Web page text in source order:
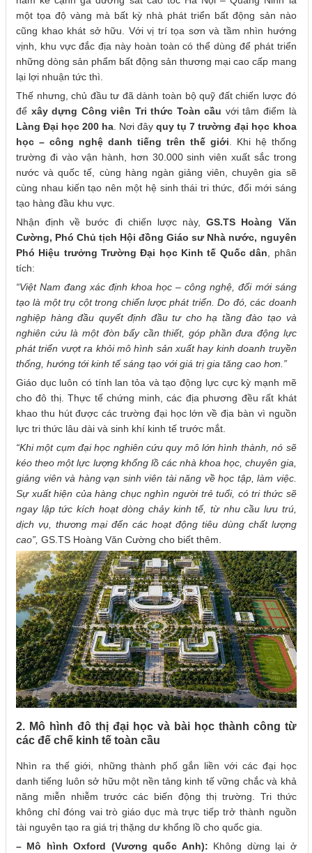
một tọa độ vàng mà bất kỳ nhà phát triển bất động sản nào
cũng khao khát sở hữu. Với vị trí tọa sơn và tầm nhìn hướng
vịnh, khu vực đắc địa này hoàn toàn có thể dùng để phát triển
những dòng sản phẩm bất động sản thương mại cao cấp mang
lại lợi nhuận tức thì.
Thế nhưng, chủ đầu tư đã dành toàn bộ quỹ đất chiến lược đó
để xây dựng Công viên Tri thức Toàn cầu với tâm điểm là
Làng Đại học 200 ha . Nơi đâyquy tụ 7 trường đại học khoa
học – công nghệ danh tiếng trên thế giới . Khi hệ thống
trường đi vào vận hành, hơn 30.000 sinh viên xuất sắc trong
nước và quốc tế, cùng hàng ngàn giảng viên, chuyên gia sẽ
cùng nhau kiến tạo nên một hệ sinh thái tri thức, đổi mới sáng
tạo hàng đầu khu vực.
Nhận định về bước đi chiến lược này,GS.TS Hoàng Văn
Cường, Phó Chủ tịch Hội đồng Giáo sư Nhà nước, nguyên
Phó Hiệu trưởng Trường Đại học Kinh tế Quốc dân , phân
tích:
“Việt Nam đang xác định khoa học – công nghệ, đổi mới sáng
tạo là một trụ cột trong chiến lược phát triển. Do đó, các doanh
nghiệp hàng đầu quyết định đầu tư cho hạ tầng đào tạo và
nghiên cứu là một đòn bẩy cần thiết, góp phần đưa động lực
phát triển vượt ra khỏi mô hình sản xuất hay kinh doanh truyền
thống, hướng tới kinh tế sáng tạo với giá trị gia tăng cao hơn.”
Giáo dục luôn có tính lan tỏa và tạo động lực cực kỳ mạnh mẽ
cho đô thị. Thực tế chứng minh, các địa phương đều rất khát
khao thu hút được các trường đại học lớn về địa bàn vì nguồn
lực tri thức lâu dài và sinh khí kinh tế trước mắt.
“Khi một cụm đại học nghiên cứu quy mô lớn hình thành, nó sẽ
kéo theo một lực lượng khổng lồ các nhà khoa học, chuyên gia,
giảng viên và hàng vạn sinh viên tài năng về học tập, làm việc.
Sự xuất hiện của hàng chục nghìn người trẻ tuổi, có tri thức sẽ
ngay lập tức kích hoạt dòng chảy kinh tế, từ nhu cầu lưu trú,
dịch vụ, thương mại đến các hoạt động tiêu dùng chất lượng
cao”, GS.TS Hoàng Văn Cường cho biết thêm.
2. Mô hình đô thị đại học và bài học thành công từ
các đế chế kinh tế toàn cầu
Nhìn ra thế giới, những thành phố gắn liền với các đại học
danh tiếng luôn sở hữu một nền tảng kinh tế vững chắc và khả
năng miễn nhiễm trước các biến động thị trường. Tri thức
không chỉ đóng vai trò giáo dục mà trực tiếp trở thành nguồn
tài nguyên tạo ra giá trị thặng dư khổng lồ cho quốc gia.
– Mô hình Oxford (Vương quốc Anh): Không dừng lại ở